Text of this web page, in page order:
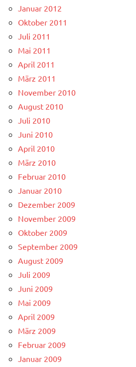
Januar 2012
Oktober 2011
Juli 2011
Mai 2011
April 2011
März 2011
November 2010
August 2010
Juli 2010
Juni 2010
April 2010
März 2010
Februar 2010
Januar 2010
Dezember 2009
November 2009
Oktober 2009
September 2009
August 2009
Juli 2009
Juni 2009
Mai 2009
April 2009
März 2009
Februar 2009
Januar 2009